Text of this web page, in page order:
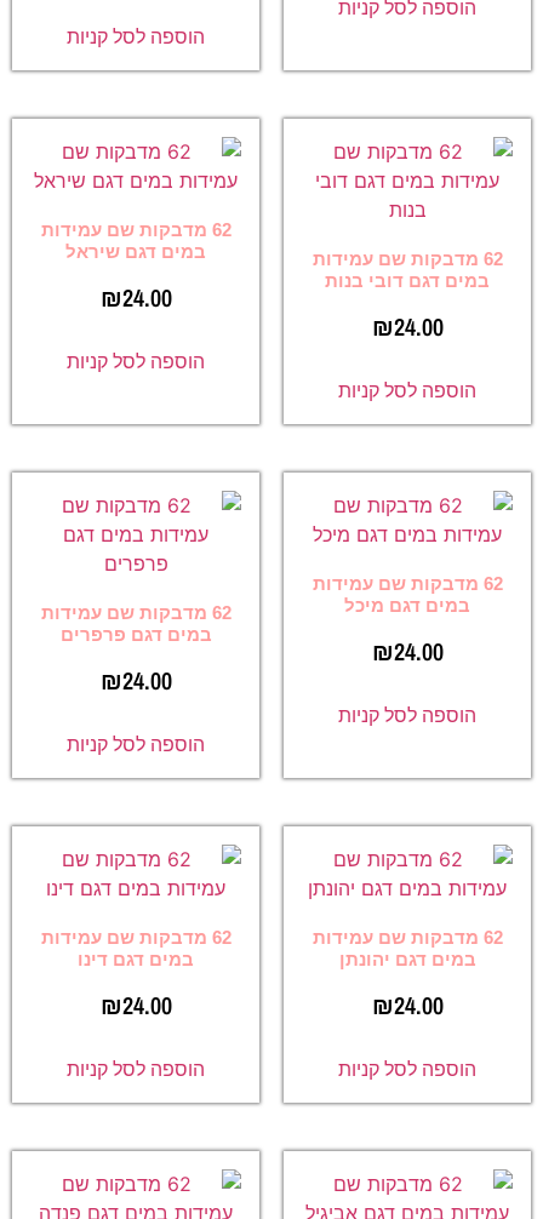
הוספה לסל קניות
הוספה לסל קניות
62 מדבקות שם עמידות
במים דגם דובי בנות
₪24.00
הוספה לסל קניות
62 מדבקות שם עמידות
במים דגם שיראל
₪24.00
הוספה לסל קניות
62 מדבקות שם עמידות
במים דגם מיכל
₪24.00
הוספה לסל קניות
62 מדבקות שם עמידות
במים דגם פרפרים
₪24.00
הוספה לסל קניות
62 מדבקות שם עמידות
במים דגם יהונתן
₪24.00
הוספה לסל קניות
62 מדבקות שם עמידות
במים דגם דינו
₪24.00
הוספה לסל קניות